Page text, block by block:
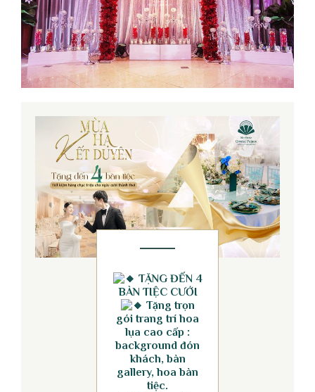
TẶNG ĐẾN 4
BÀN TIỆC CƯỚI
Tặng trọn
gói trang trí hoa
lụa cao cấp :
background đón
khách, bàn
gallery, hoa bàn
tiệc.